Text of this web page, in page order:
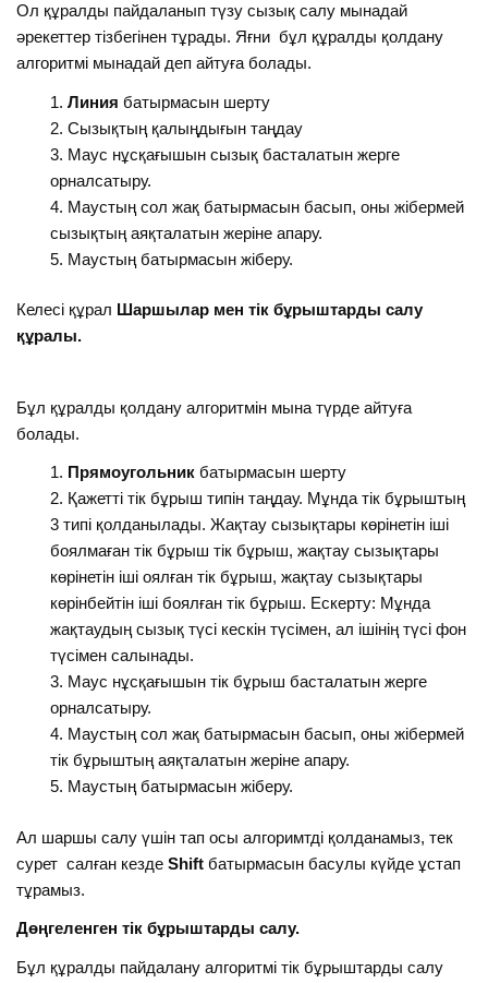
Ол құралды пайдаланып түзу сызық салу мынадай
әрекеттер тізбегінен тұрады. Яғни бұл құралды қолдану
алгоритмі мынадай деп айтуға болады.
Линия батырмасын шерту
Сызықтың қалыңдығын таңдау
Маус нұсқағышын сызық басталатын жерге
орналсатыру.
Маустың сол жақ батырмасын басып, оны жібермей
сызықтың аяқталатын жеріне апару.
Маустың батырмасын жіберу.
Келесі құрал Шаршылар мен тік бұрыштарды салу
құралы.
Бұл құралды қолдану алгоритмін мына түрде айтуға
болады.
Прямоугольникбатырмасын шерту
Қажетті тік бұрыш типін таңдау. Мұнда тік бұрыштың
3 типі қолданылады. Жақтау сызықтары көрінетін іші
боялмаған тік бұрыш тік бұрыш, жақтау сызықтары
көрінетін іші оялған тік бұрыш, жақтау сызықтары
көрінбейтін іші боялған тік бұрыш. Ескерту: Мұнда
жақтаудың сызық түсі кескін түсімен, ал ішінің түсі фон
түсімен салынады.
Маус нұсқағышын тік бұрыш басталатын жерге
орналсатыру.
Маустың сол жақ батырмасын басып, оны жібермей
тік бұрыштың аяқталатын жеріне апару.
Маустың батырмасын жіберу.
Ал шаршы салу үшін тап осы алгоримтді қолданамыз, тек
сурет салған кездеShift батырмасын басулы күйде ұстап
тұрамыз.
Дөңгеленген тік бұрыштарды салу.
Бұл құралды пайдалану алгоритмі тік бұрыштарды салу